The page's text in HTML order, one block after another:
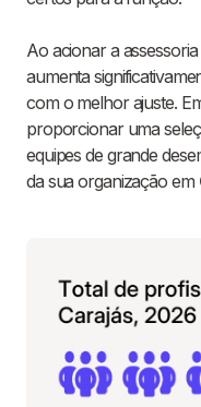
Ao acionar a
aumenta
com o melhor ajuste.
proporcionar uma
equipes de grande
da sua organização em